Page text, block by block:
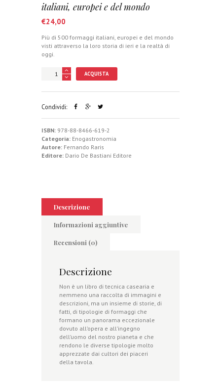
italiani, europei e del mondo
€24,00
Più di 500 formaggi italiani, europei e del mondo
visti attraverso la loro storia di ieri e la realtà di
oggi.
ACQUISTA
Condividi:
ISBN: 978-88-8466-619-2
Categoria: Enogastronomia
Autore: Fernando Raris
Editore: Dario De Bastiani Editore
Descrizione
Informazioni aggiuntive
Recensioni (0)
Descrizione
Non è un libro di tecnica casearia e
nemmeno una raccolta di immagini e
descrizioni, ma un insieme di storie, di
fatti, di tipologie di formaggi che
formano un panorama eccezionale
dovuto all’opera e all’ingegno
dell’uomo del nostro pianeta e che
rendono le diverse tipologie molto
apprezzate dai cultori dei piaceri
della tavola.